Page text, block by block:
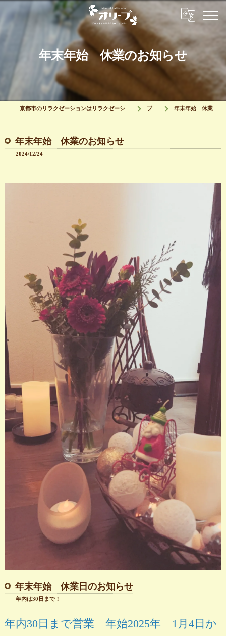
年末年始 休業のお知らせ
京都市のリラクゼーションはリラクゼーションサロン オリーブ ブログ 年末年始 休業のお知らせ
年末年始 休業のお知らせ
2024/12/24
年末年始 休業日のお知らせ
年内は30日まで！
年内30日まで営業 年始2025年 1月4日か